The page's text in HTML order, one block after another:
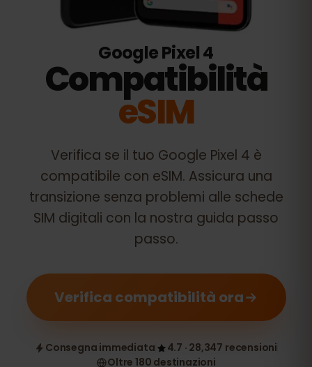
Google Pixel 4
Compatibilità
eSIM
Verifica se il tuo Google Pixel 4 è
compatibile con eSIM. Assicura una
transizione senza problemi alle schede
SIM digitali con la nostra guida passo
passo.
Verifica compatibilità ora
Consegna immediata
4.7 · 28,347 recensioni
Oltre 180 destinazioni